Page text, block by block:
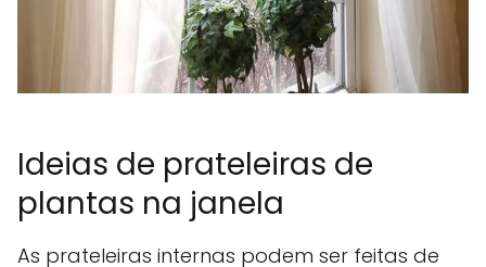
Ideias de prateleiras de
plantas na janela
As prateleiras internas podem ser feitas de